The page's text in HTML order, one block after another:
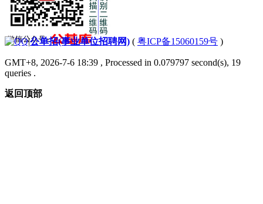
|公单招(事业单位招聘网) ( 粤ICP备15060159号 )
GMT+8, 2026-7-6 18:39 , Processed in 0.079797 second(s), 19
queries .
返回顶部